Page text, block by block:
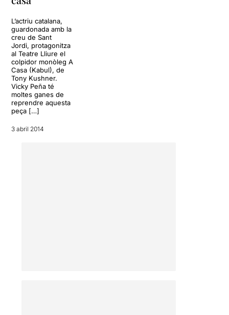
L’actriu catalana,
guardonada amb la
creu de Sant
Jordi, protagonitza
al Teatre Lliure el
colpidor monòleg A
Casa (Kabul), de
Tony Kushner.
Vicky Peña té
moltes ganes de
reprendre aquesta
peça […]
3 abril 2014